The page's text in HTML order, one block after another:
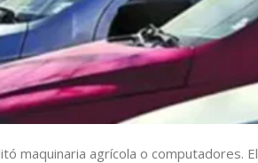
maquinaria agrícola o computadores. El